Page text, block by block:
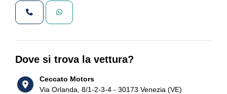
Dove si trova la vettura?
Ceccato Motors
Via Orlanda, 8/1-2-3-4 - 30173 Venezia (VE)